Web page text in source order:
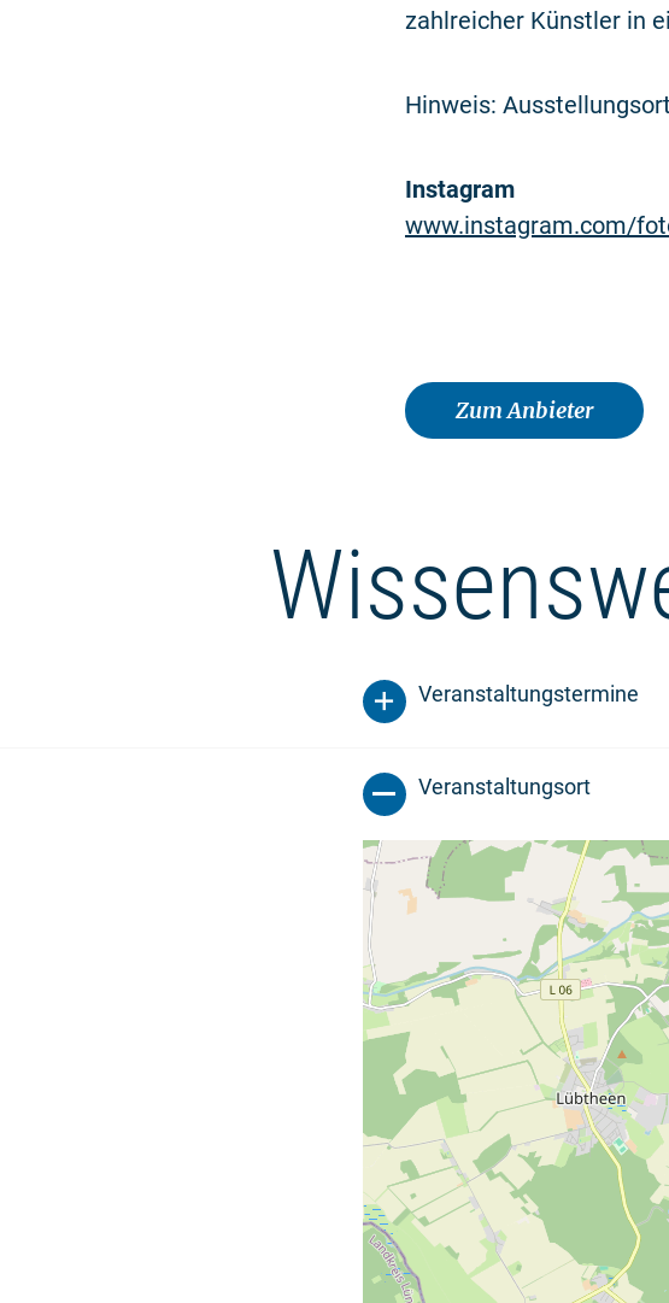
zahlreicher Künstler in
Hinweis:
Instagram
www.instagram.com/
Zum Anbieter
Veranstaltungstermine
Veranstaltungsort